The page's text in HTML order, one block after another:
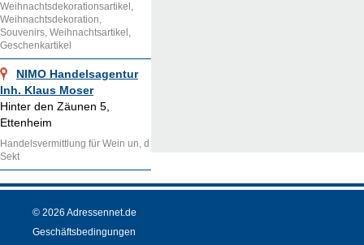
Weihnachtsdekorationsartikel,
Weihnachtsdekoration,
Souvenirs, Weihnachtsartikel,
Geschenkartikel
NIMO Handelsagentur
Inh. Klaus Moser
Hinter den Zäunen 5,
Ettenheim
Handelsvermittlung für Wein un, d
Sekt
© 2026 Adressennet.de
Geschäftsbedingungen